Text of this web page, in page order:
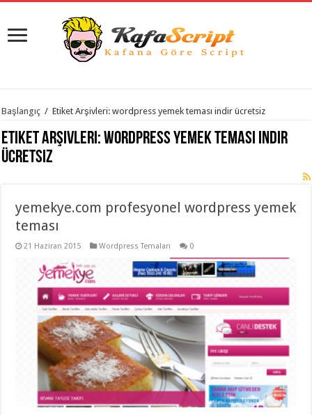
istanbul
evden
eve
taşımacılık,
gaziantep
taşımacılık
evden
taşımacılık,
taşımacılık,
taşımacılık,
gaziantep
taşımacılık,
gaziantep
taşımacılık,
Başlangıç / Etiket Arşivleri: wordpress yemek teması indir ücretsiz
Etiket Arşivleri:wordpress yemek teması indir
ücretsiz
yemekye.com profesyonel wordpress yemek
teması
21 Haziran 2015 Wordpress Temaları 0